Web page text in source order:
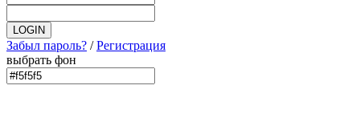
Забыл пароль? /Регистрация
выбрать фон